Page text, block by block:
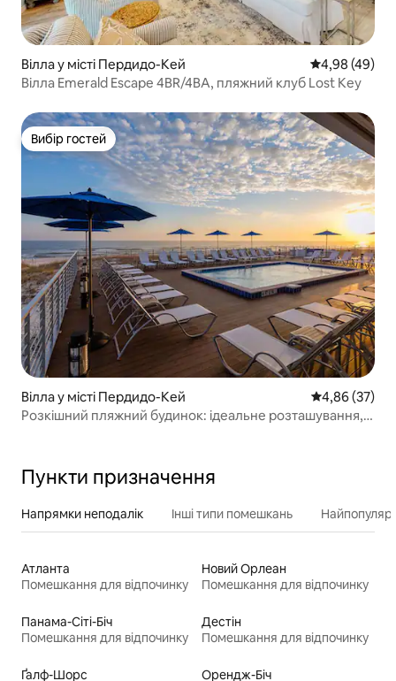
Вілла у місті Пердидо-Кей Середня
4,98 (49)
Вілла Emerald Escape 4BR/4BA, пляжний клуб Lost Key
Вибір гостей
Вибір гостей
Вілла у місті Пердидо-Кей Середня
4,86 (37)
Розкішний пляжний будинок: ідеальне розташування,
Пункти призначення
Напрямки неподалік Інші типи помешкань
Атланта
Помешкання для відпочинку
Новий Орлеан
Помешкання для відпочинку
Панама-Сіті-Біч
Помешкання для відпочинку
Дестін
Помешкання для відпочинку
Ґалф-Шорс Орендж-Біч